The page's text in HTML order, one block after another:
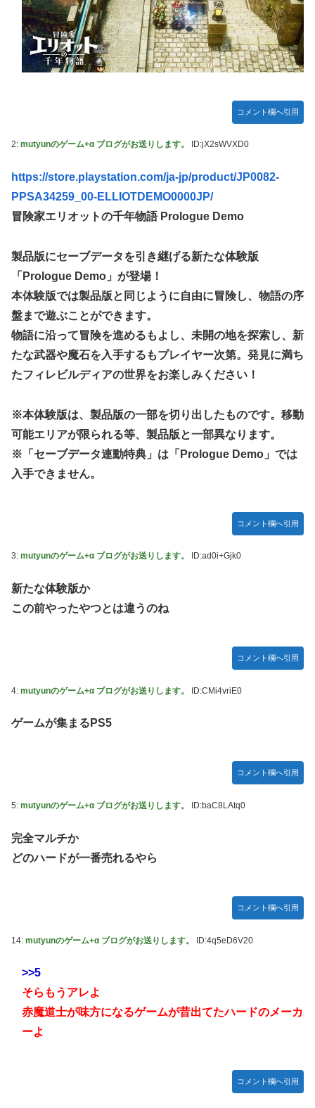
SHOPが東京・大阪にて開催
【デレマス×仮面ライダー】 仮面ライダーバロンＰ第１話
「始まりの巫女」
メディア「Switch2、499ドルでも安い800ドル超えるか
ｗｗｗｗｗｗｗｗｗｗ
ちらｗｗｗｗｗｗ
【艦これ】E3-3はスク水パーティでOk？
超能力が使えるようになったので限界まで極める事にした
件 その８
【艦これ】これがラ級ちゃんの水着modeか・・・！
が増えているらしい
【遊戯王】「ドミナス・スパーク」ってそんなに強えのか？
【エヴァンゲリオン】 セガ「アヤナミレイ（仮称）‐プラグ
スーツVer.」プライズフィギュア【彩色原型公開】
あなたは衛宮士郎の代わりに五次に挑むようです 第411話
いスタバレの上位互換だとまじで好評
【アイマス】 アイドル達が雑談してるだけ【モバマス】
【VTuber】千羽師匠、Grokに自分の気持ち悪いツイート聞
連合のモルモット部隊の部隊長になりました 第42話
RPG「たまにロボキャラ居る」←まぁわかる「回復魔法でロ
【ラブライブ！】
結局おまえらが求める『RPGの理想の主人公』って一体どう
鞘師里保、現ハロプロメンバー2人を絶賛
ン」イベントで魅せた透明感【画像】
レクサスの軽トラとかどうよ
突進してきた牛を跳び越えたら、牛が固まって動かなくなっ
【櫻坂46】村山美羽、まさかの場所で見つかる
黒見明香ちゃんの円陣の声出しが凄かった！！！【乃木坂
46】
コメント欄へ引用
2: mutyunのゲーム+α ブログがお送りします。 ID:jX2sWVXD0
https://store.playstation.com/ja-jp/product/JP0082-
PPSA34259_00-ELLIOTDEMO0000JP/
冒険家エリオットの千年物語 Prologue Demo
製品版にセーブデータを引き継げる新たな体験版
「Prologue Demo」が登場！
本体験版では製品版と同じように自由に冒険し、物語の序
盤まで遊ぶことができます。
物語に沿って冒険を進めるもよし、未開の地を探索し、新
たな武器や魔石を入手するもプレイヤー次第。発見に満ち
たフィレビルディアの世界をお楽しみください！
※本体験版は、製品版の一部を切り出したものです。移動
可能エリアが限られる等、製品版と一部異なります。
※「セーブデータ連動特典」は「Prologue Demo」では
入手できません。
コメント欄へ引用
3: mutyunのゲーム+α ブログがお送りします。 ID:ad0i+Gjk0
新たな体験版か
この前やったやつとは違うのね
コメント欄へ引用
4: mutyunのゲーム+α ブログがお送りします。 ID:CMi4vriE0
ゲームが集まるPS5
コメント欄へ引用
5: mutyunのゲーム+α ブログがお送りします。 ID:baC8LAtq0
完全マルチか
どのハードが一番売れるやら
コメント欄へ引用
14: mutyunのゲーム+α ブログがお送りします。 ID:4q5eD6V20
>>5
そらもうアレよ
赤魔道士が味方になるゲームが昔出てたハードのメーカ
ーよ
コメント欄へ引用